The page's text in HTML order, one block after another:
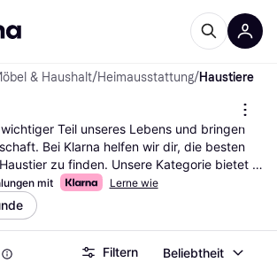
& Haushalt/Heimausstattung/Haustiere
Teil unseres Lebens und bringen
Bei Klarna helfen wir dir, die besten
zu finden. Unsere Kategorie bietet
die du mit unseren nützlichen Filtern
Egal, ob du nach Futter, Spielzeug oder
unsere Filter leiten dich schnell zu den
Du kannst nach Marke, Preis oder
um deine Auswahl weiter zu verfeinern. So
mit Lerne wie
Filtern Beliebtheit